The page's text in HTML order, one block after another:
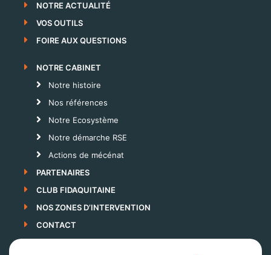
NOTRE ACTUALITÉ
VOS OUTILS
FOIRE AUX QUESTIONS
NOTRE CABINET
Notre histoire
Nos références
Notre Ecosystème
Notre démarche RSE
Actions de mécénat
PARTENAIRES
CLUB FIDAQUITAINE
NOS ZONES D’INTERVENTION
CONTACT